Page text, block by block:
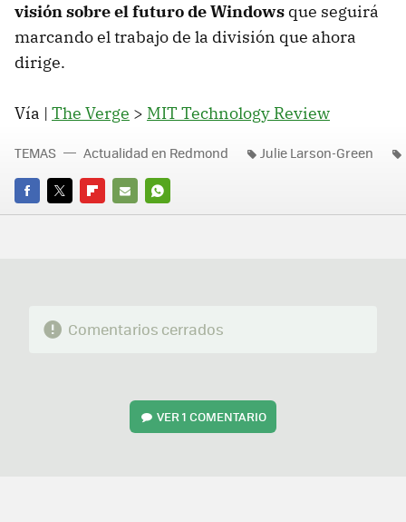
visión sobre el futuro de Windows que seguirá
marcando el trabajo de la división que ahora
dirige.
Vía | The Verge > MIT Technology Review
FACEBOOK
TWITTERFLIPBOARD
E-
WHATSAPP
TEMAS Actualidad en Redmond Julie Larson-Green
Comentarios cerrados
VER1 COMENTARIO